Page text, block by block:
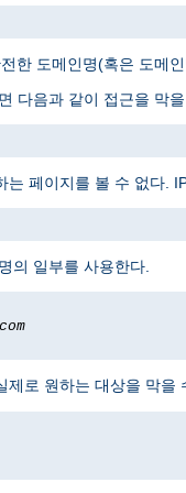
한 도메인명(혹은 도메
다음과 같이 접근을 막을
페이지를 볼 수 없다.
의 일부를 사용한다.
로 원하는 대상을 막을